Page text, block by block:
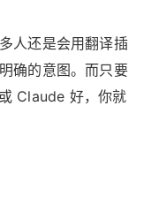
人还是会用翻译插
确的意图。而只要
Claude 好，你就